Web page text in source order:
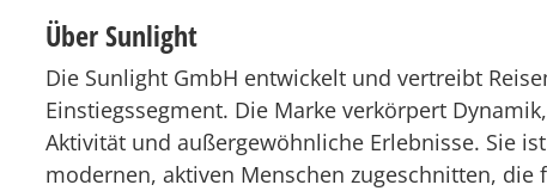
Über Sunlight
Die Sunlight GmbH entwickelt und vertreibt
Einstiegssegment. Die Marke verkörpert
Aktivität und außergewöhnliche Erlebnisse. Sie
modernen, aktiven Menschen zugeschnitten,